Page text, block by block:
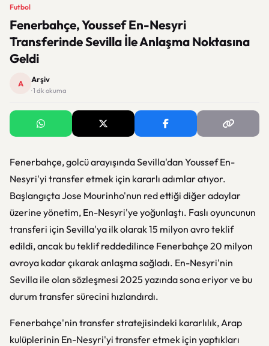
Futbol
Fenerbahçe, Youssef En-Nesyri
Transferinde Sevilla İle Anlaşma Noktasına
Geldi
A Arşiv
· 1 dk okuma
Fenerbahçe, golcü arayışında Sevilla'dan Youssef En-
Nesyri'yi transfer etmek için kararlı adımlar atıyor.
Başlangıçta Jose Mourinho'nun red ettiği diğer adaylar
üzerine yönetim, En-Nesyri'ye yoğunlaştı. Faslı oyuncunun
transferi için Sevilla'ya ilk olarak 15 milyon avro teklif
edildi, ancak bu teklif reddedilince Fenerbahçe 20 milyon
avroya kadar çıkarak anlaşma sağladı. En-Nesyri'nin
Sevilla ile olan sözleşmesi 2025 yazında sona eriyor ve bu
durum transfer sürecini hızlandırdı.
Fenerbahçe'nin transfer stratejisindeki kararlılık, Arap
kulüplerinin En-Nesyri'yi transfer etmek için yaptıkları